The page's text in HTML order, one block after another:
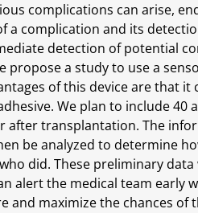
complications can arise,
a complication and its
detection of potential
a study to use a
of this device are that
We plan to include
after transplantation. The
be analyzed to determine
did. These preliminary
alert the medical team early
maximize the chances of